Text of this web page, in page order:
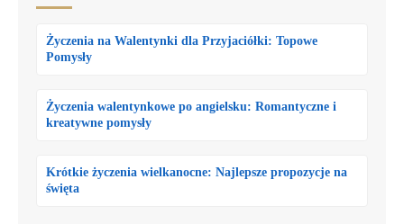
Życzenia na Walentynki dla Przyjaciółki: Topowe
Pomysły
Życzenia walentynkowe po angielsku: Romantyczne i
kreatywne pomysły
Krótkie życzenia wielkanocne: Najlepsze propozycje na
święta